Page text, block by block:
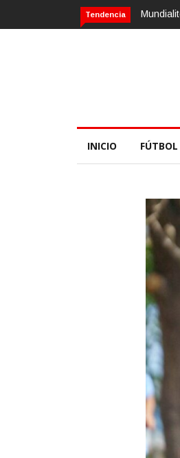
Tendencia Calvario
INICIO FÚTBOL